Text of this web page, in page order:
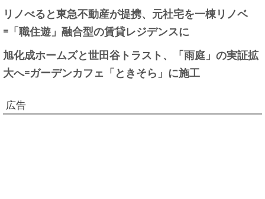
リノべると東急不動産が提携、元社宅を一棟リノベ
=「職住遊」融合型の賃貸レジデンスに
旭化成ホームズと世田谷トラスト、「雨庭」の実証拡
大へ=ガーデンカフェ「ときそら」に施工
広告